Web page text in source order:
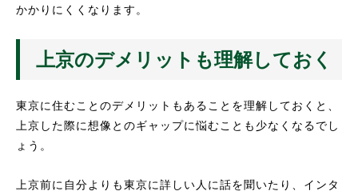
かかりにくくなります。
上京のデメリットも理解しておく
東京に住むことのデメリットもあることを理解しておくと、
上京した際に想像とのギャップに悩むことも少なくなるでし
ょう。
上京前に自分よりも東京に詳しい人に話を聞いたり、インタ